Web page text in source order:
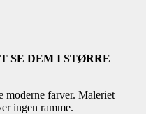
SE DEM I STØRRE
farver. Maleriet
ingen ramme.